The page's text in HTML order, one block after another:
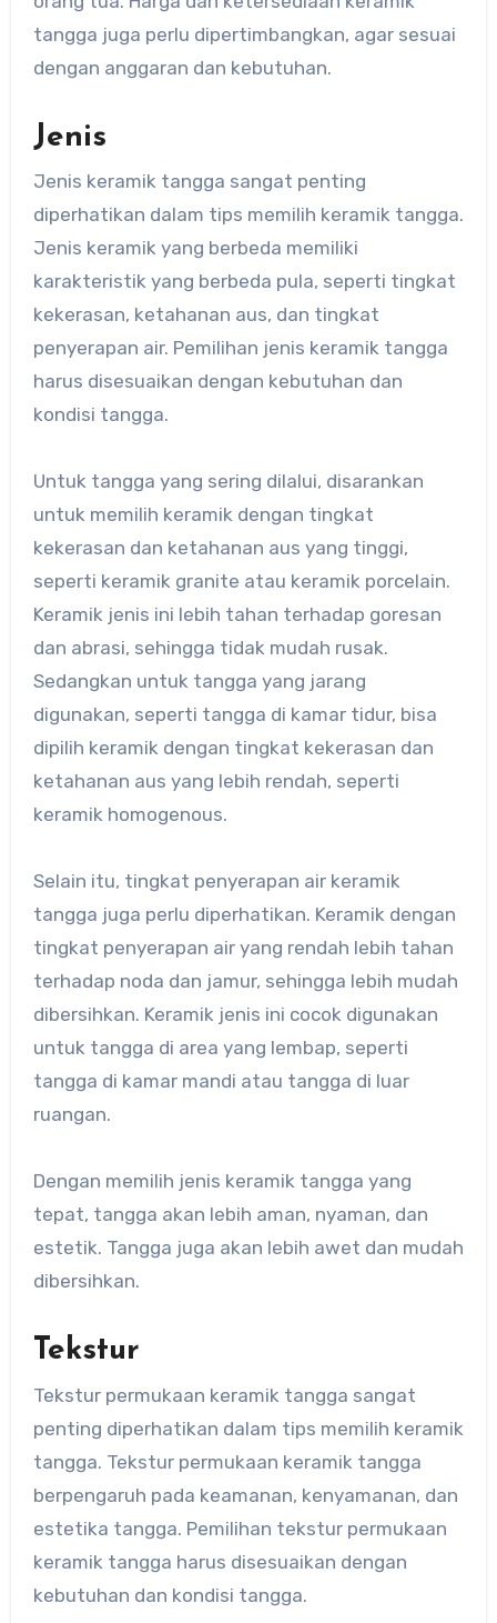
tangga juga perlu dipertimbangkan, agar sesuai
dengan anggaran dan kebutuhan.
Jenis
Jenis keramik tangga sangat penting
diperhatikan dalam tips memilih keramik tangga.
Jenis keramik yang berbeda memiliki
karakteristik yang berbeda pula, seperti tingkat
kekerasan, ketahanan aus, dan tingkat
penyerapan air. Pemilihan jenis keramik tangga
harus disesuaikan dengan kebutuhan dan
kondisi tangga.
Untuk tangga yang sering dilalui, disarankan
untuk memilih keramik dengan tingkat
kekerasan dan ketahanan aus yang tinggi,
seperti keramik granite atau keramik porcelain.
Keramik jenis ini lebih tahan terhadap goresan
dan abrasi, sehingga tidak mudah rusak.
Sedangkan untuk tangga yang jarang
digunakan, seperti tangga di kamar tidur, bisa
dipilih keramik dengan tingkat kekerasan dan
ketahanan aus yang lebih rendah, seperti
keramik homogenous.
Selain itu, tingkat penyerapan air keramik
tangga juga perlu diperhatikan. Keramik dengan
tingkat penyerapan air yang rendah lebih tahan
terhadap noda dan jamur, sehingga lebih mudah
dibersihkan. Keramik jenis ini cocok digunakan
untuk tangga di area yang lembap, seperti
tangga di kamar mandi atau tangga di luar
ruangan.
Dengan memilih jenis keramik tangga yang
tepat, tangga akan lebih aman, nyaman, dan
estetik. Tangga juga akan lebih awet dan mudah
dibersihkan.
Tekstur
Tekstur permukaan keramik tangga sangat
penting diperhatikan dalam tips memilih keramik
tangga. Tekstur permukaan keramik tangga
berpengaruh pada keamanan, kenyamanan, dan
estetika tangga. Pemilihan tekstur permukaan
keramik tangga harus disesuaikan dengan
kebutuhan dan kondisi tangga.